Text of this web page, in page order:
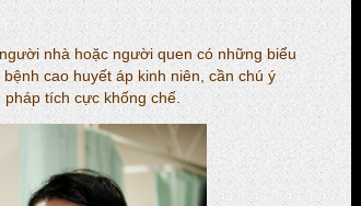
nhà hoặc người quen có những biểu
cao huyết áp kinh niên, cần chú ý
tích cực khống chế.